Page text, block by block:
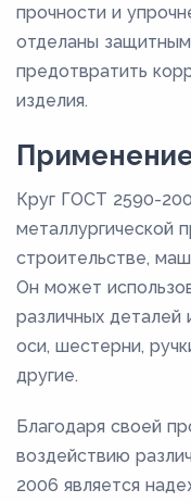
прочности и
отделаны
предотвратить
изделия.
Круг ГОСТ 2590-
металлургической
строительстве,
Он может
различных деталей
оси, шестерни,
другие.
Благодаря своей
воздействию
2006 является